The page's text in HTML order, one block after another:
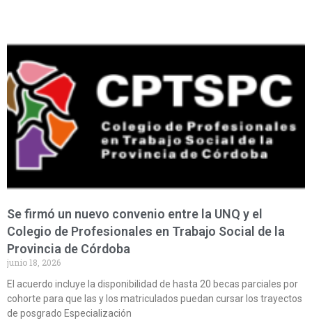
Se firmó un nuevo convenio entre la UNQ y el
Colegio de Profesionales en Trabajo Social de la
Provincia de Córdoba
junio 18, 2026
El acuerdo incluye la disponibilidad de hasta 20 becas parciales por
cohorte para que las y los matriculados puedan cursar los trayectos
de posgrado Especialización